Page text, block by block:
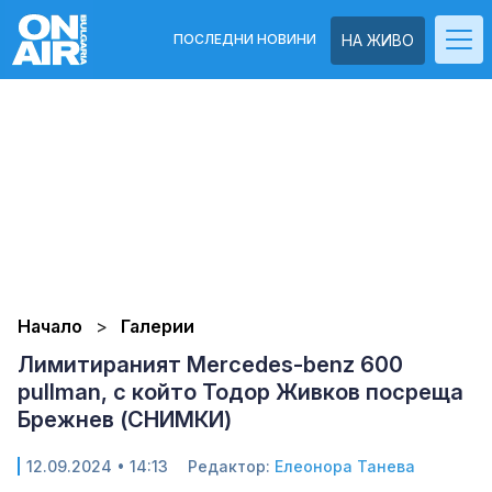
НА ЖИВО
ПОСЛЕДНИ НОВИНИ
Начало Галерии
Лимитираният Mercedes-benz 600
pullman, с който Тодор Живков посреща
Брежнев (СНИМКИ)
12.09.2024 • 14:13 Редактор: Елеонора Танева